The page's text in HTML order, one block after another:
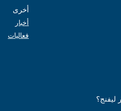
أخرى
أخبار
فعاليات